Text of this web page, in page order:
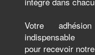
Votre
indispensable
pour recevoir